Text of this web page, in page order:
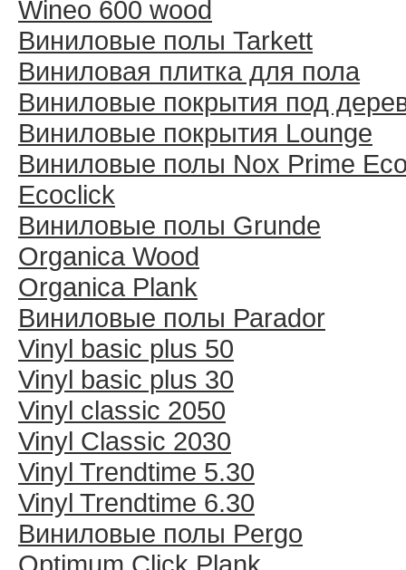
Wineo 600 wood
Виниловые полы Tarkett
Виниловая плитка для пола
Виниловые покрытия под
Виниловые покрытия Lounge
Виниловые полы Nox Prime
Ecoclick
Виниловые полы Grunde
Organica Wood
Organica Plank
Виниловые полы Раrador
Vinyl basic plus 50
Vinyl basic plus 30
Vinyl classic 2050
Vinyl Classic 2030
Vinyl Trendtime 5.30
Vinyl Trendtime 6.30
Виниловые полы Pergo